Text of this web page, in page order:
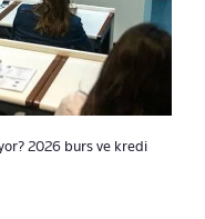
2026 burs ve kredi